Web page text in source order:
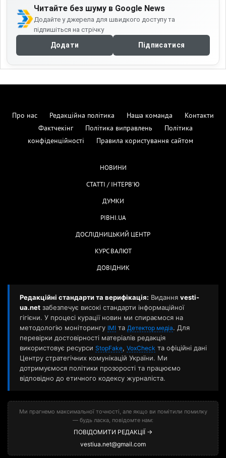
Читайте без шуму в Google News
Додайте у джерела для швидкого доступу та
підпишіться на стрічку
Додати Підписатися
Про нас Редакційна політика Наша команда
Контакти
Фактчекінг
Політика виправлень
Політика
конфіденційності
Правила користування сайтом
НОВИНИ
СТАТТІ / ІНТЕРВ'Ю
ДУМКИ
РІВНІ.UA
ДОСЛІДНИЦЬКИЙ ЦЕНТР
КУРС ВАЛЮТ
ДОВІДНИК
Редакційні стандарти та верифікація: Видання vesti-
ua.net забезпечує високі стандарти інформаційної
гігієни. У процесі курації новин ми спираємося на
методологію моніторингу ІМІ та Детектор медіа. Для
перевірки достовірності матеріалів редакція
використовує ресурси StopFake, VoxCheck та офіційні дані
Центру стратегічних комунікацій України. Ми
дотримуємося політики прозорості та працюємо
відповідно до етичного кодексу журналіста.
Ми прагнемо максимальної точності, але якщо ви помітили помилку
— будь ласка, повідомте нам:
ПОВІДОМИТИ РЕДАКЦІЇ →
vestiua.net@gmail.com